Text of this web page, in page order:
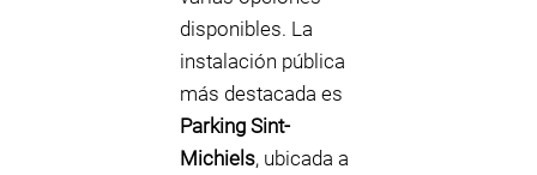
disponibles. La
instalación pública
más destacada es
Parking Sint-
Michiels, ubicada a